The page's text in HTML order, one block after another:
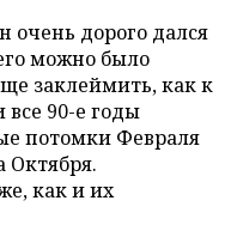
очень дорого дался
можно было
заклеймить, как к
90-е годы
потомки Февраля
Октября.
как и их